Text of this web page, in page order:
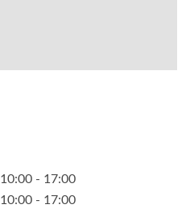
10:00 - 17:00
10:00 - 17:00